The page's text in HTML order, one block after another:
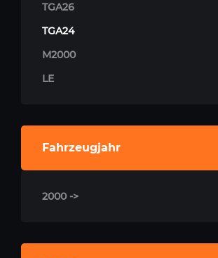
TGA26
TGA24
M2000
LE
Fahrzeugjahr
2000 ->